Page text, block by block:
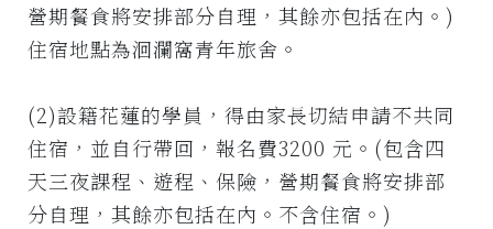
營期餐食將安排部分自理，其餘亦包括在內。)
住宿地點為洄瀾窩青年旅舍。
(2)設籍花蓮的學員，得由家長切結申請不共同
住宿，並自行帶回，報名費3200 元。(包含四
天三夜課程、遊程、保險，營期餐食將安排部
分自理，其餘亦包括在內。不含住宿。)